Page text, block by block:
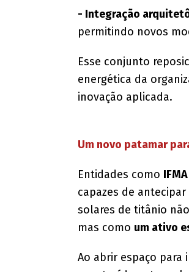
- Integração
permitindo novos
Esse conjunto
energética da
inovação aplicada.
Um novo patamar
Entidades como IFMA
capazes de
solares de titânio
mas como um ativo
Ao abrir espaço para